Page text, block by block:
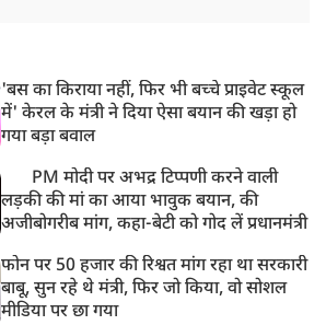
'बस का किराया नहीं, फिर भी बच्चे प्राइवेट स्कूल
में' केरल के मंत्री ने दिया ऐसा बयान की खड़ा हो
गया बड़ा बवाल
PM मोदी पर अभद्र टिप्पणी करने वाली
लड़की की मां का आया भावुक बयान, की
अजीबोगरीब मांग, कहा-बेटी को गोद लें प्रधानमंत्री
फोन पर 50 हजार की रिश्वत मांग रहा था सरकारी
बाबू, सुन रहे थे मंत्री, फिर जो किया, वो सोशल
मीडिया पर छा गया